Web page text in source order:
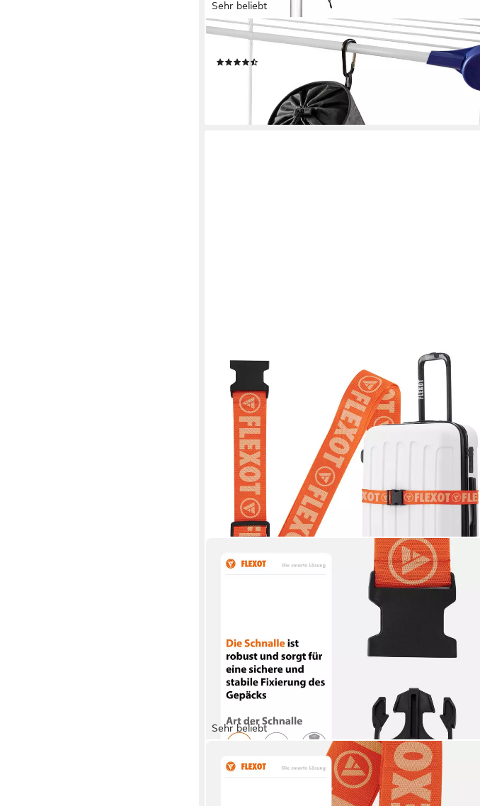
Sehr beliebt
LEIFHEIT
Hängeaufbewahrung Wäscheklammerbeutel
lieferbar - in 3-4 Werktagen bei dir
Sehr beliebt
Koffergurt Koffergurt mit Clip-Schnalle, verstellbare Länge,
Namensschild, Flexibel anpassbarer und stabiler Gurt mit